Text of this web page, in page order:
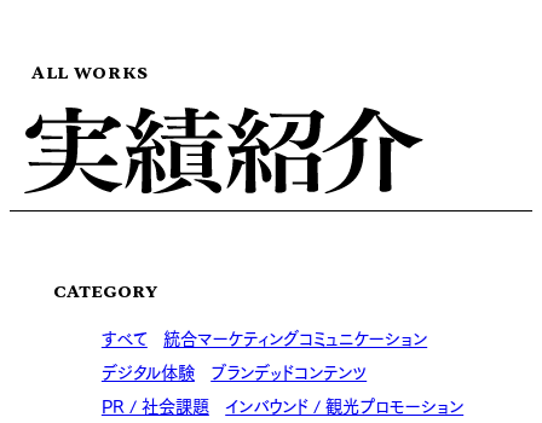
ALL WORKS
CATEGORY
すべて 統合マーケティングコミュニケーション
デジタル体験
ブランデッドコンテンツ
PR / 社会課題 インバウンド / 観光プロモーション